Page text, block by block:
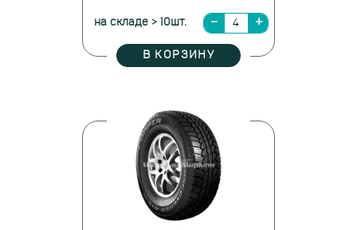
на складе > 10шт.
В КОРЗИНУ